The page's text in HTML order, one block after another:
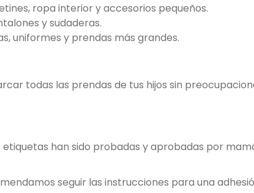
ropa interior y accesorios pequeños.
y sudaderas.
uniformes y prendas más grandes.
todas las prendas de tus hijos sin
han sido probadas y aprobadas por
seguir las instrucciones para una